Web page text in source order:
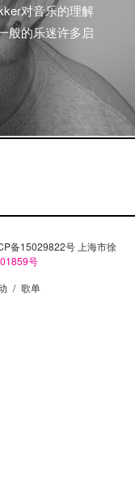
对音乐的理解
般的乐迷许多启
备15029822号 上海市徐
号
/ 歌单